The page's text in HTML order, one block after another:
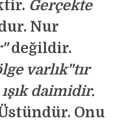
Gerçekte
Nur
değildir.
varlık"tır
daimidir.
Onu